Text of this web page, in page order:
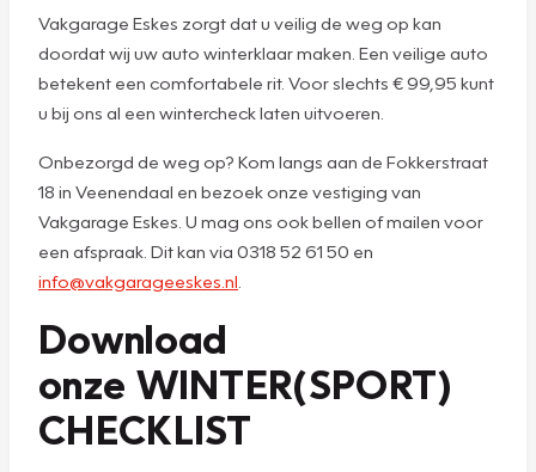
Vakgarage Eskes zorgt dat u veilig de weg op kan
doordat wij uw auto winterklaar maken. Een veilige auto
betekent een comfortabele rit. Voor slechts € 99,95 kunt
u bij ons al een wintercheck laten uitvoeren.
Onbezorgd de weg op? Kom langs aan de Fokkerstraat
18 in Veenendaal en bezoek onze vestiging van
Vakgarage Eskes. U mag ons ook bellen of mailen voor
een afspraak. Dit kan via 0318 52 61 50 en
info@vakgarageeskes.nl
Download
onze WINTER(SPORT)
CHECKLIST